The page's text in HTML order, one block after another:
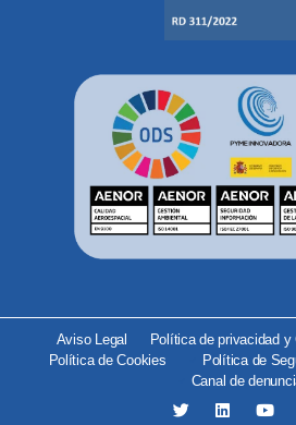
Aviso Legal
Política de privacidad y
Política de Cookies
Política de
Canal de